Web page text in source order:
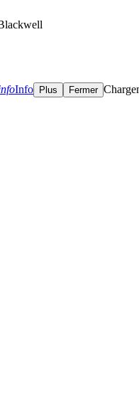
Info Plus Fermer